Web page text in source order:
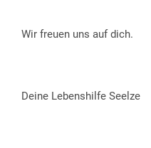
Wir freuen uns auf dich.
Deine Lebenshilfe Seelze